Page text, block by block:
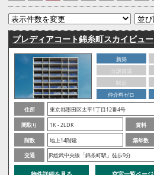
プレディアコート錦糸町スカイビュー
新築
分譲賃貸
駅近
仲介料ゼロ
住所
東京都墨田区太平1丁目12番4号
間取り
1K - 2LDK 賃料
階数
地上14階建 築年数
交通
JR総武中央線「錦糸町駅」徒歩9分